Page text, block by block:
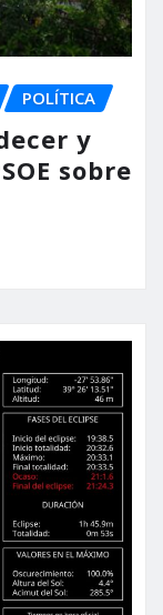
POLÍTICA
y
sobre